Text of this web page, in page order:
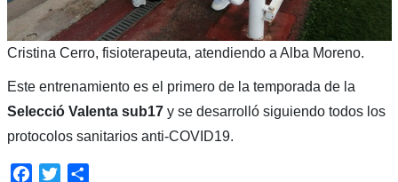
Cristina Cerro, fisioterapeuta, atendiendo a Alba Moreno.
Este entrenamiento es el primero de la temporada de la
Selecció Valenta sub17 y se desarrolló siguiendo todos los
protocolos sanitarios anti-COVID19.
Facebook
Twitter